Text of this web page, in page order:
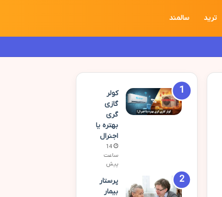
ترید سالمند
کولر
گازی
گری
بهتره یا
اجنرال
14
ساعت
پیش
پرستار
بیمار